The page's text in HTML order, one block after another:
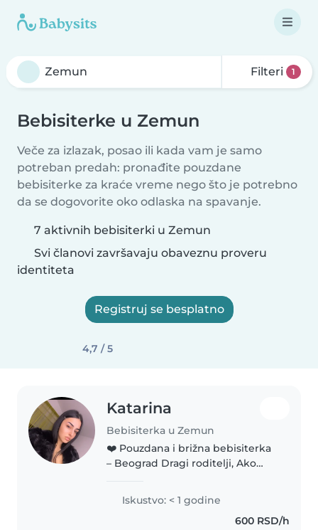
Filteri 1
Bebisiterke u Zemun
Veče za izlazak, posao ili kada vam je samo
potreban predah: pronađite pouzdane
bebisiterke za kraće vreme nego što je potrebno
da se dogovorite oko odlaska na spavanje.
7 aktivnih bebisiterki u Zemun
Svi članovi završavaju obaveznu proveru
identiteta
Registruj se besplatno
4,7 / 5
Katarina
Bebisiterka u Zemun
❤️ Pouzdana i brižna bebisiterka
– Beograd Dragi roditelji, Ako
potpunim poverenjem moći da
prepustite ono najvrednije što
imate, biće mi zadovoljstvo..
Iskustvo: < 1 godine
600 RSD/h